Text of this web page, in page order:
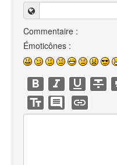
Commentaire :
Émoticônes :